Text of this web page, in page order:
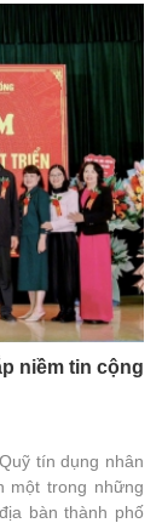
niềm tin cộng
tín dụng nhân
một trong những
bàn thành phố